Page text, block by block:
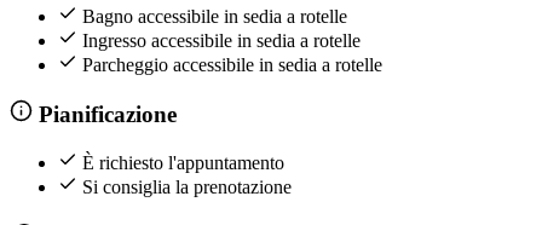
Bagno accessibile in sedia a rotelle
Ingresso accessibile in sedia a rotelle
Parcheggio accessibile in sedia a rotelle
Pianificazione
È richiesto l'appuntamento
Si consiglia la prenotazione